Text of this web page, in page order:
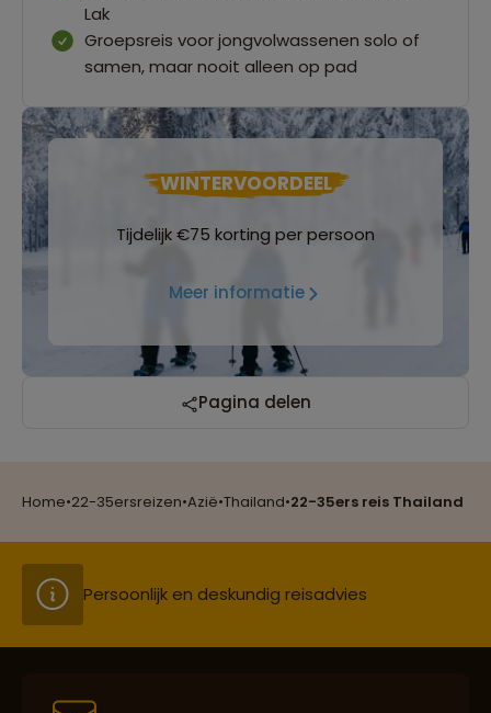
Home•22-35ersreizen•Azië•Thailand•22-35ers reis Thailand
Lak
Groepsreis voor jongvolwassenen solo of
samen, maar nooit alleen op pad
WINTERVOORDEEL
Tijdelijk €75 korting per persoon
Meer informatie
Pagina delen
Reizen met oog voor mens, cultuur en milieu
Persoonlijk en deskundig reisadvies
Best beoordeelde reisroutes